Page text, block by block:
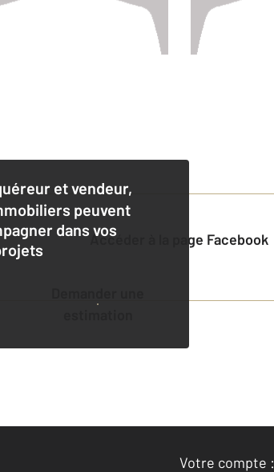
et vendeur,
peuvent
dans vosAccéder à la page Facebook
Votre compte :